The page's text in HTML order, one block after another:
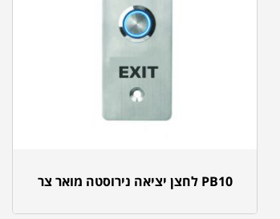
PB10 לחצן יציאה נירוסטה מואר צר